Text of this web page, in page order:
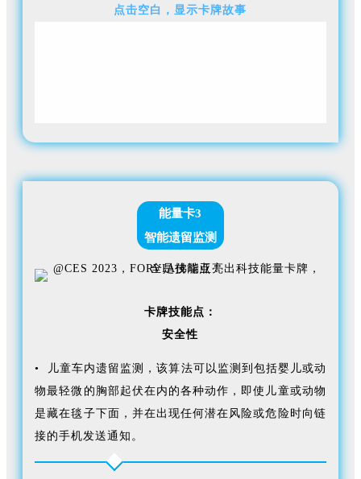
点击空白，显示卡牌故事
能量卡3
智能遗留监测
卡牌技能点：
安全性
• 儿童车内遗留监测，该算法可以监测到包括婴儿或动
物最轻微的胸部起伏在内的各种动作，即使儿童或动物
是藏在毯子下面，并在出现任何潜在风险或危险时向链
接的手机发送通知。